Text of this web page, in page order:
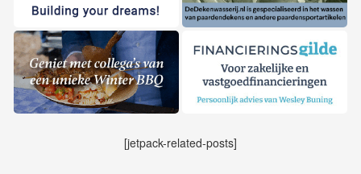
[jetpack-related-posts]